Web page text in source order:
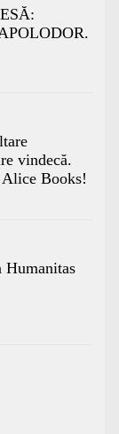
vindecă.
Alice Books!
Humanitas